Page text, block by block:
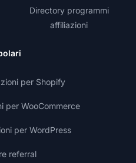
Directory programmi
affiliazioni
per Shopify
per WooCommerce
per WordPress
referral